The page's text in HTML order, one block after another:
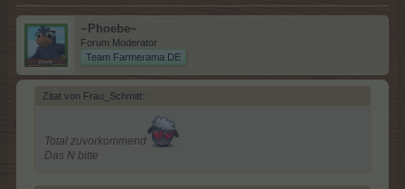
~Phoebe~
Forum Moderator
Team Farmerama DE
Zitat von Frau_Schmitt: ↑
Total zuvorkommend
Das N bitte